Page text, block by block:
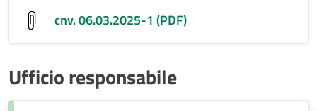
cnv. 06.03.2025-1 (PDF)
Ufficio responsabile